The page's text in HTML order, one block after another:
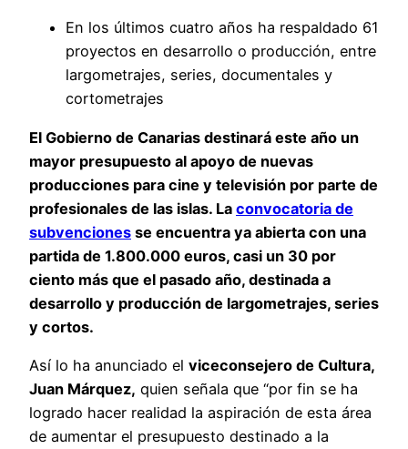
En los últimos cuatro años ha respaldado 61
proyectos en desarrollo o producción, entre
largometrajes, series, documentales y
cortometrajes
El Gobierno de Canarias destinará este año un
mayor presupuesto al apoyo de nuevas
producciones para cine y televisión por parte de
profesionales de las islas. La convocatoria de
subvenciones se encuentra ya abierta con una
partida de 1.800.000 euros, casi un 30 por
ciento más que el pasado año, destinada a
desarrollo y producción de largometrajes, series
y cortos.
Así lo ha anunciado el viceconsejero de Cultura,
Juan Márquez, quien señala que “por fin se ha
logrado hacer realidad la aspiración de esta área
de aumentar el presupuesto destinado a la